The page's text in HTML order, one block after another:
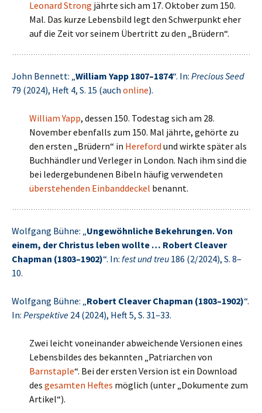
Leonard Strong jährte sich am 17. Oktober zum 150.
Mal. Das kurze Lebensbild legt den Schwerpunkt eher
auf die Zeit vor seinem Übertritt zu den „Brüdern“.
John Bennett: „William Yapp 1807–1874“. In: Precious Seed
79 (2024), Heft 4, S. 15 (auch online).
William Yapp, dessen 150. Todestag sich am 28.
November ebenfalls zum 150. Mal jährte, gehörte zu
den ersten „Brüdern“ in Hereford und wirkte später als
Buchhändler und Verleger in London. Nach ihm sind die
bei ledergebundenen Bibeln häufig verwendeten
überstehenden Einbanddeckel benannt.
Wolfgang Bühne: „Ungewöhnliche Bekehrungen. Von
einem, der Christus leben wollte … Robert Cleaver
Chapman (1803–1902)“. In: fest und treu 186 (2/2024), S. 8–
10.
Wolfgang Bühne: „Robert Cleaver Chapman (1803–1902)“.
In: Perspektive 24 (2024), Heft 5, S. 31–33.
Zwei leicht voneinander abweichende Versionen eines
Lebensbildes des bekannten „Patriarchen von
Barnstaple“. Bei der ersten Version ist ein Download
des gesamten Heftes möglich (unter „Dokumente zum
Artikel“).